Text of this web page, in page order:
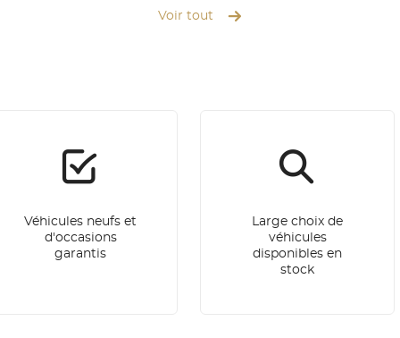
Voir tout
Véhicules neufs et
d'occasions
garantis
Large choix de
véhicules
disponibles en
stock